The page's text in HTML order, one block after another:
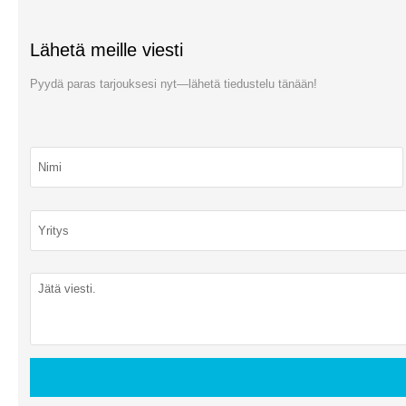
Lähetä meille viesti
Pyydä paras tarjouksesi nyt—lähetä tiedustelu tänään!